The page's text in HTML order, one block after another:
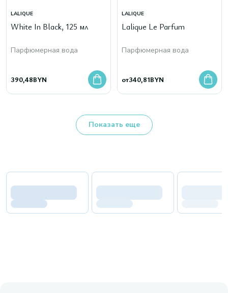
LALIQUE
White In Black, 125 мл
Парфюмерная вода
390,48BYN
LALIQUE
Lalique Le Parfum
Парфюмерная вода
от340,81BYN
Показать еще